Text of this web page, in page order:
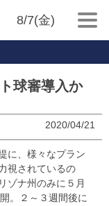
8/7(金)
球審導入か
2020/04/21
に、様々なプラン
視されているの
ゾナ州のみに５月
。２～３週間後に